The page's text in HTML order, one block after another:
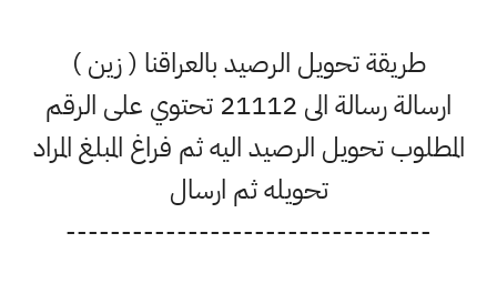
طريقة تحويل الرصيد بالعراقنا ( زين )
ارسالة رسالة الى 21112 تحتوي على الرقم
المطلوب تحويل الرصيد اليه ثم فراغ المبلغ المراد
تحويله ثم ارسال
---------------------------------